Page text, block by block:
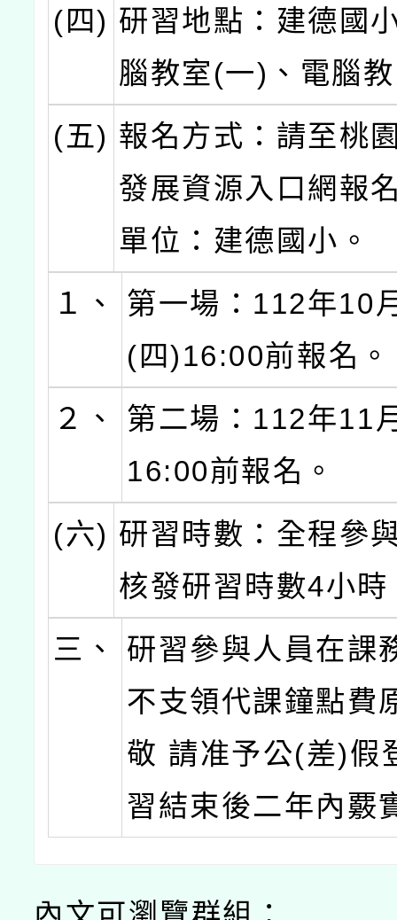
(四) 研習地點：建德國
腦教室(一)、電腦
(五) 報名方式：請至桃
發展資源入口網報
單位：建德國小。
１、
第一場：112年10
(四)16:00前報名。
２、
第二場：112年11
16:00前報名。
(六) 研習時數：全程參
核發研習時數4小時
三、
研習參與人員在課
不支領代課鐘點費
敬 請准予公(差)假
習結束後二年內覈